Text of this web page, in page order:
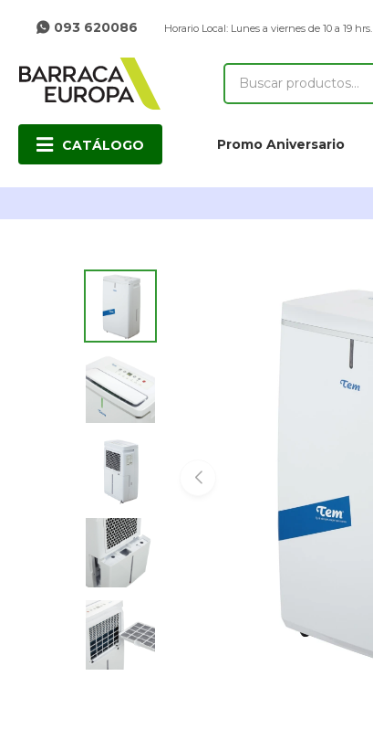
CATÁLOGO Promo Aniversario
093 620086 Horario Local: Lunes a viernes de 10 a 19